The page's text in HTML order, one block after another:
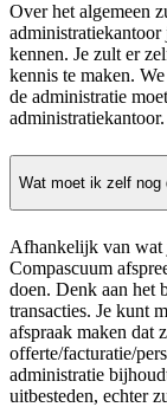
Over het algemeen
administratiekantoor
kennen. Je zult er
kennis te maken.
de administratie
Wat moet ik zelf nog
Afhankelijk van wat
Compascuum
doen. Denk aan het
transacties. Je kunt
afspraak maken dat
offerte/facturatie/
administratie
uitbesteden, echter